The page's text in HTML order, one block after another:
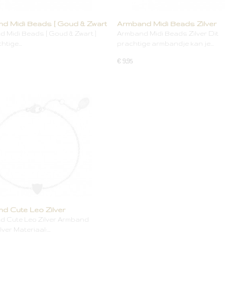
Midi Beads [ Goud & Zwart
Midi Beads [ Goud & Zwart ]
Armband Midi Beads Zilver
Armband Midi Beads Zilver Dit
prachtige armbandje kan je…
€ 9,95
Cute Leo Zilver
Cute Leo Zilver Armband
Materiaal:…